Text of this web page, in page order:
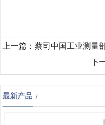
上一篇： 蔡司中国工业测量
下
最新产品 /